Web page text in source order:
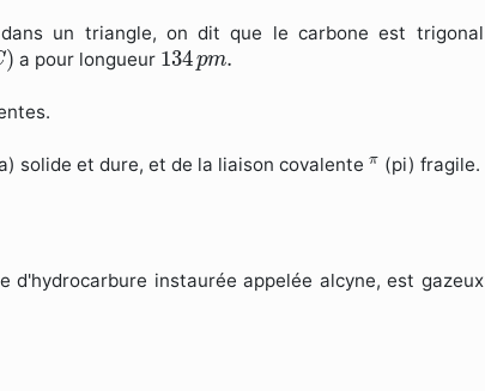
un triangle, on dit que le carbone est trigonal
) a pour longueur 134 pm.
134pm .
solide et dure, et de la liaison covalenteπ
π (pi) fragile.
d'hydrocarbure instaurée appelée alcyne, est gazeux